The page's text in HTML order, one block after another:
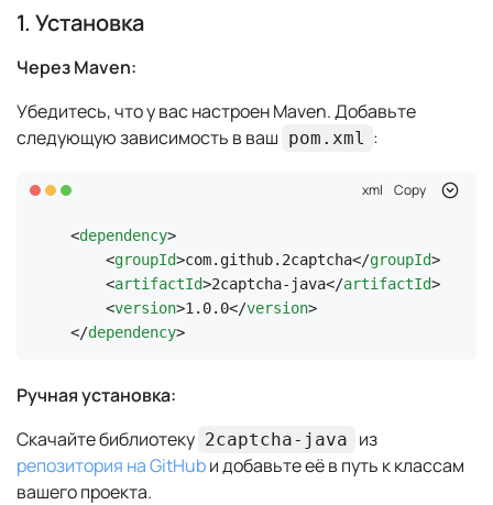
1. Установка
Через Maven:
Убедитесь, что у вас настроен Maven. Добавьте
следующую зависимость в ваш pom.xml :
xml Copy
<dependency>
<groupId>com.github.2captcha</groupId>
<artifactId>2captcha-java</artifactId>
<version>1.0.0</version>
</dependency>
Ручная установка:
Скачайте библиотеку 2captcha-java
из
репозитория на GitHubи добавьте её в путь к классам
вашего проекта.